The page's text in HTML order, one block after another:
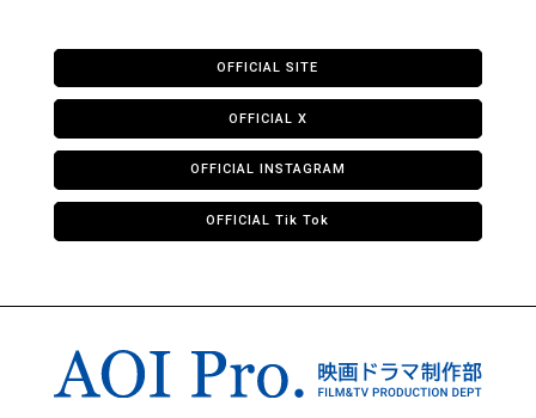
OFFICIAL SITE
OFFICIAL X
OFFICIAL INSTAGRAM
OFFICIAL Tik Tok